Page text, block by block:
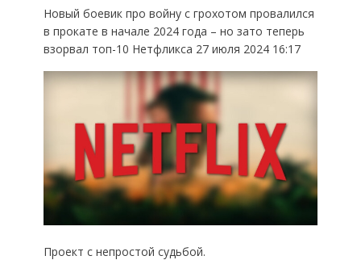
Новый боевик про войну с грохотом провалился
в прокате в начале 2024 года – но зато теперь
взорвал топ-10 Нетфликса 27 июля 2024 16:17
Проект с непростой судьбой.